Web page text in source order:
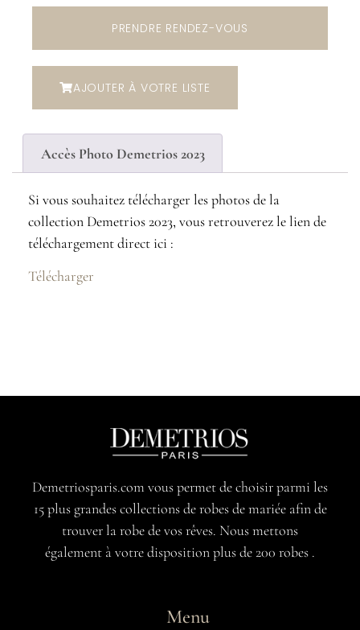
PRENDRE RENDEZ-VOUS
AJOUTER À VOTRE LISTE
Accès Photo Demetrios 2023
Si vous souhaitez télécharger les photos de la
collection Demetrios 2023, vous retrouverez le lien de
téléchargement direct ici :
Télécharger
Demetriosparis.com vous permet de choisir parmi les
15 plus grandes collections de robes de mariée afin de
trouver la robe de vos rêves. Nous mettons
également à votre disposition plus de 200 robes .
Menu